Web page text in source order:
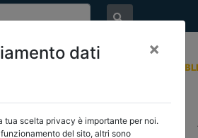
DOCUMENTI
CORTE DEI CONTI E GIURISPRUDENZA
dati
×
scelta privacy è importante per noi.
del sito, altri sono